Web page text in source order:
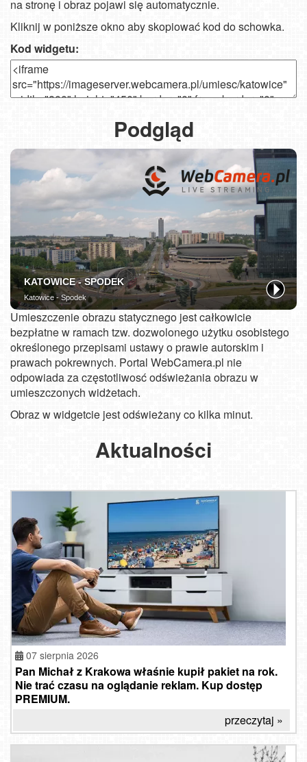
na stronę i obraz pojawi się automatycznie.
Kliknij w poniższe okno aby skopiować kod do schowka.
Kod widgetu:
Podgląd
Umieszczenie obrazu statycznego jest całkowicie
bezpłatne w ramach tzw. dozwolonego użytku osobistego
określonego przepisami ustawy o prawie autorskim i
prawach pokrewnych. Portal WebCamera.pl nie
odpowiada za częstotliwosć odświeżania obrazu w
umieszczonych widżetach.
Obraz w widgetcie jest odświeżany co kilka minut.
Aktualności
07 sierpnia 2026
Pan Michał z Krakowa właśnie kupił pakiet na rok.
Nie trać czasu na oglądanie reklam. Kup dostęp
PREMIUM.
przeczytaj »